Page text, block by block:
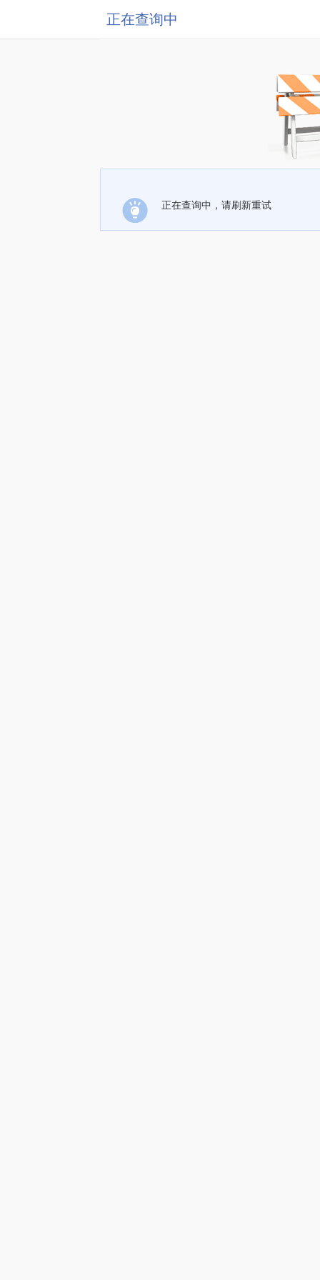
正在查询中
正在查询中，请刷新重试